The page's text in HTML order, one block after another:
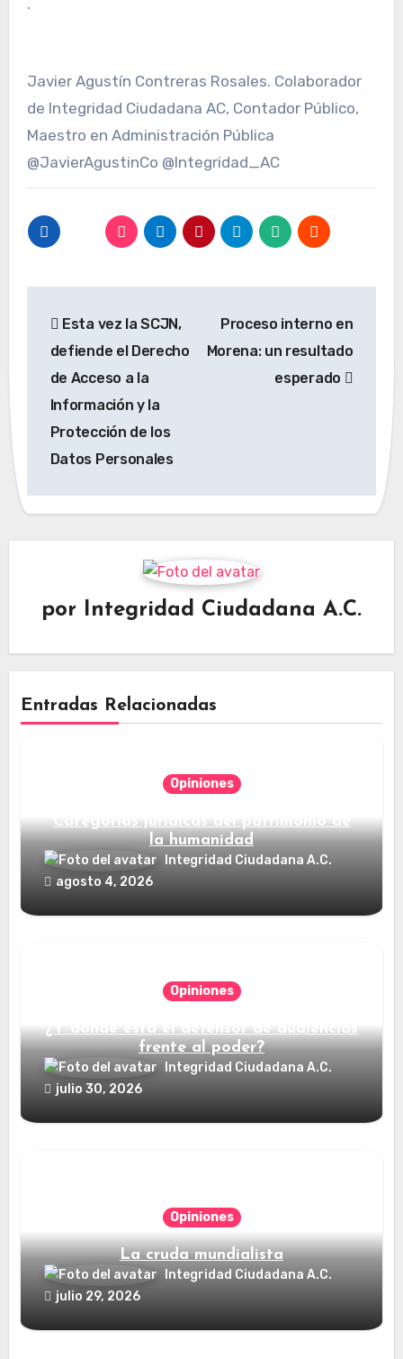
.
Javier Agustín Contreras Rosales. Colaborador
de Integridad Ciudadana AC, Contador Público,
Maestro en Administración Pública
@JavierAgustinCo @Integridad_AC
de
entradas
Esta vez la SCJN,
defiende el Derecho
de Acceso a la
Información y la
Protección de los
Datos Personales
Proceso interno en
Morena: un resultado
esperado
por Integridad Ciudadana A.C.
Entradas Relacionadas
Opiniones
Categorías jurídicas del patrimonio de
la humanidad
Integridad Ciudadana A.C.
agosto 4, 2026
Opiniones
¿Y dónde está el defensor de audiencias
frente al poder?
Integridad Ciudadana A.C.
julio 30, 2026
Opiniones
La cruda mundialista
Integridad Ciudadana A.C.
julio 29, 2026